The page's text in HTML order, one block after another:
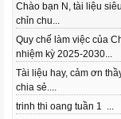
Chào bạn N, tài liệu
chỉn chu...
Quy chế làm việc của
nhiệm kỳ 2025-2030...
Tài liệu hay, cảm ơn
chia sẻ....
trinh thi oang tuần 1 ...